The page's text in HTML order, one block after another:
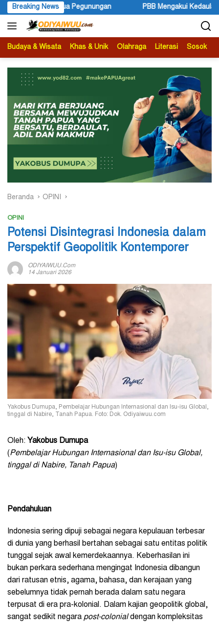
Langsung
ke
konten
Breaking News
Pegunungan PBB Mengakui Kedaulatan Negara Maluku
Budaya & Wisata Khas & Unik Olahraga Literasi Sosok
Beranda OPINI
OPINI
Potensi Disintegrasi Indonesia dalam
Perspektif Geopolitik Kontemporer
ODIYAIWUU.com
14 Januari 2026
Yakobus Dumupa, Pembelajar Hubungan Internasional dan Isu-isu Global,
tinggal di Nabire, Tanah Papua. Foto: Dok. Odiyaiwuu.com
Oleh: Yakobus Dumupa
(Pembelajar Hubungan Internasional dan Isu-isu Global,
tinggal di Nabire, Tanah Papua)
Pendahuluan
Indonesia sering dipuji sebagai negara kepulauan terbesar
di dunia yang berhasil bertahan sebagai satu entitas politik
tunggal sejak awal kemerdekaannya. Keberhasilan ini
bukan perkara sederhana mengingat Indonesia dibangun
dari ratusan etnis, agama, bahasa, dan kerajaan yang
sebelumnya tidak pernah berada dalam satu negara
terpusat di era pra-kolonial. Dalam kajian geopolitik global,
sangat sedikit negara post-colonialdengan kompleksitas